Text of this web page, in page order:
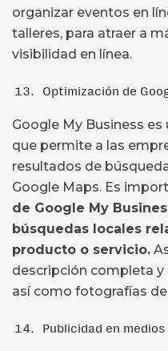
organizar eventos en
talleres, para atraer a
visibilidad en línea.
Optimización de
Google My Business
que permite a las
resultados de
Google Maps. Es
de Google My
búsquedas locales
producto o servicio.
descripción completa
así como fotografías
Publicidad en